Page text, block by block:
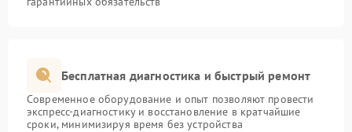
Бесплатная диагностика и быстрый ремонт
Современное оборудование и опыт позволяют провести
экспресс-диагностику и восстановление в кратчайшие
сроки, минимизируя время без устройства